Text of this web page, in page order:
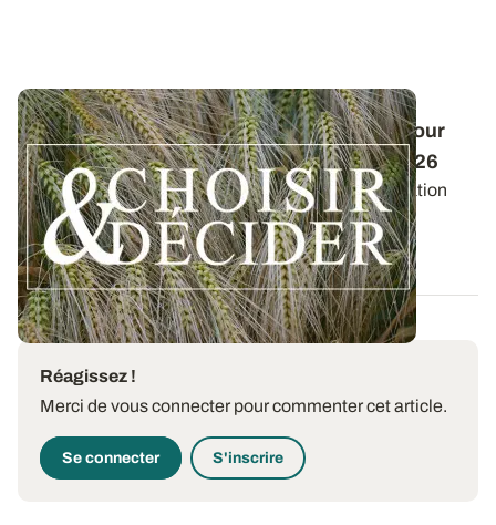
Conduite des orges d'hiver : des guides pour
réussir ses interventions au printemps 2026
Retrouvez les préconisations en matière de fertilisation
azotée et de protection des orges...
12 DÉC. 2025
Réagissez !
Merci de vous connecter pour commenter cet article.
Se connecter S'inscrire